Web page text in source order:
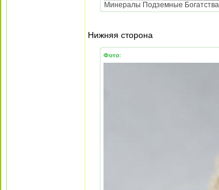
Минералы Подземные
Нижняя сторона
Фото: